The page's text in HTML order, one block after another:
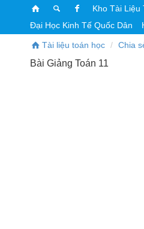
Kho Tài Liệu
Đại Học Kinh Tế Quốc Dân
Tài liệu toán học Chia
Bài Giảng Toán 11